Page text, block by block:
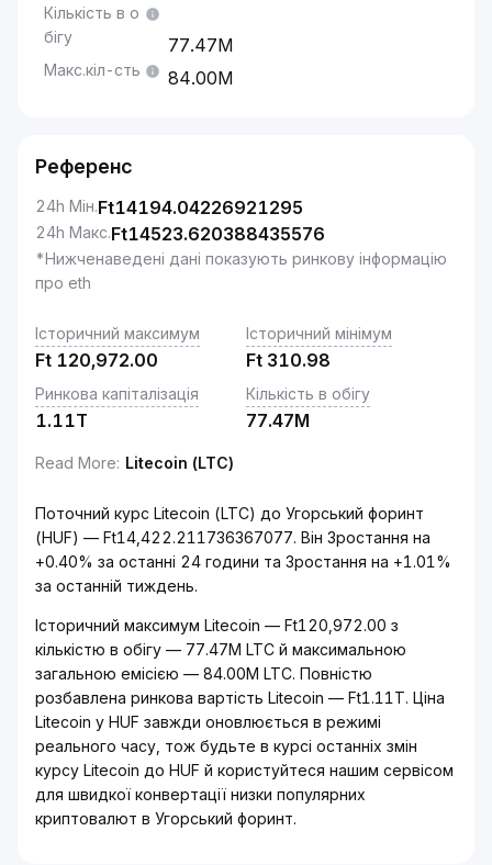
Кількість в о
бігу
77.47M
Макс.кіл-сть 84.00M
Референс
24h Мін.Ft14194.04226921295
24h Макс.Ft14523.620388435576
*Нижченаведені дані показують ринкову інформацію
про eth
Історичний максимум
Ft 120,972.00
Історичний мінімум
Ft 310.98
Ринкова капіталізація
1.11T
Кількість в обігу
77.47M
Read More: Litecoin (LTC)
Поточний курс Litecoin (LTC) до Угорський форинт
(HUF) — Ft14,422.211736367077. Він Зростання на
+0.40% за останні 24 години та Зростання на +1.01%
за останній тиждень.
Історичний максимум Litecoin — Ft120,972.00 з
кількістю в обігу — 77.47M LTC й максимальною
загальною емісією — 84.00M LTC. Повністю
розбавлена ринкова вартість Litecoin — Ft1.11T. Ціна
Litecoin у HUF завжди оновлюється в режимі
реального часу, тож будьте в курсі останніх змін
курсу Litecoin до HUF й користуйтеся нашим сервісом
для швидкої конвертації низки популярних
криптовалют в Угорський форинт.